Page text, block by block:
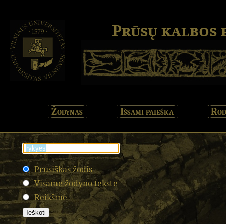
Prūsų kalbos
Žodynas Išsami paieška
Prūsiškas žodis
Visame žodyno tekste
Reikšmė